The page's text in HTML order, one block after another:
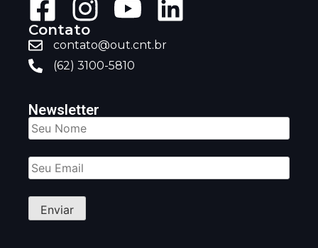
Contato
contato@out.cnt.br
(62) 3100-5810
Newsletter